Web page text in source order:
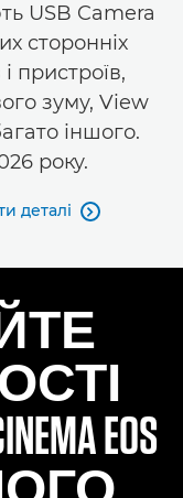
USB Camera
сторонніх
і пристроїв,
зуму, View
іншого.
року.
деталі 
EOS